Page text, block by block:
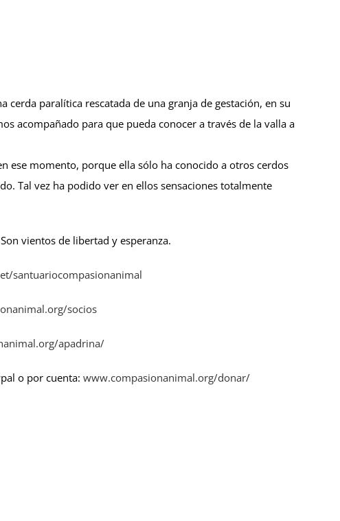
cerda paralítica rescatada de una granja de gestación, en su
acompañado para que pueda conocer a través de la valla a
ese momento, porque ella sólo ha conocido a otros cerdos
Tal vez ha podido ver en ellos sensaciones totalmente
vientos de libertad y esperanza.
santuariocompasionanimal
socios
apadrina/
o por cuenta:www.compasionanimal.org/donar/